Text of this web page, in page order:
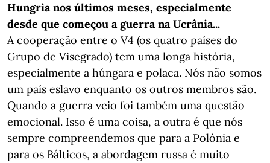
Hungria nos últimos meses, especialmente
desde que começou a guerra na Ucrânia...
A cooperação entre o V4 (os quatro países do
Grupo de Visegrado) tem uma longa história,
especialmente a húngara e polaca. Nós não somos
um país eslavo enquanto os outros membros são.
Quando a guerra veio foi também uma questão
emocional. Isso é uma coisa, a outra é que nós
sempre compreendemos que para a Polónia e
para os Bálticos, a abordagem russa é muito